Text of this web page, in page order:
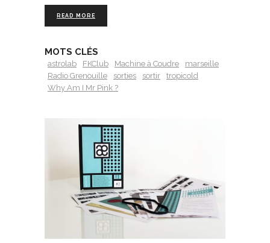
READ MORE
MOTS CLÉS
astrolab FKClub Machine à Coudre
marseille
Radio Grenouille
sorties sortir
tropicold
Why Am I Mr Pink ?